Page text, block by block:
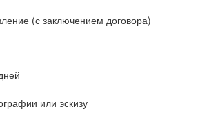
(с заключением договора)
или эскизу